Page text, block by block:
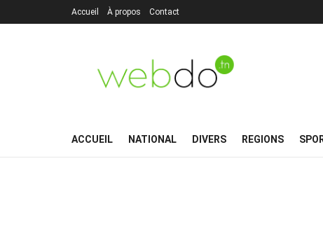
Accueil À propos Contact
ACCUEIL NATIONAL DIVERS REGIONS